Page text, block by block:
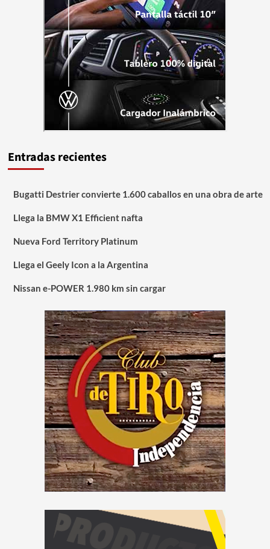
Entradas recientes
Bugatti Destrier convierte 1.600 caballos en una obra de arte
Llega la BMW X1 Efficient nafta
Nueva Ford Territory Platinum
Llega el Geely Icon a la Argentina
Nissan e-POWER 1.980 km sin cargar